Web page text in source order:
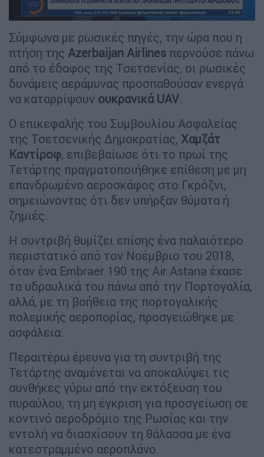
Σύμφωνα με ρωσικές πηγές, την ώρα που η
πτήση της Azerbaijan Airlines περνούσε πάνω
από το έδαφος της Τσετσενίας, οι ρωσικές
δυνάμεις αεράμυνας προσπαθούσαν ενεργά
να καταρρίψουν ουκρανικά UAV.
Ο επικεφαλής του Συμβουλίου Ασφαλείας
της Τσετσενικής Δημοκρατίας, Χαμζάτ
Καντίροφ, επιβεβαίωσε ότι το πρωί της
Τετάρτης πραγματοποιήθηκε επίθεση με μη
επανδρωμένο αεροσκάφος στο Γκρόζνι,
σημειώνοντας ότι δεν υπήρξαν θύματα ή
ζημιές.
Η συντριβή θυμίζει επίσης ένα παλαιότερο
περιστατικό από τον Νοέμβριο του 2018,
όταν ένα Embraer 190 της Air Astana έχασε
τα υδραυλικά του πάνω από την Πορτογαλία,
αλλά, με τη βοήθεια της πορτογαλικής
πολεμικής αεροπορίας, προσγειώθηκε με
ασφάλεια.
Περαιτέρω έρευνα για τη συντριβή της
Τετάρτης αναμένεται να αποκαλύψει τις
συνθήκες γύρω από την εκτόξευση του
πυραύλου, τη μη έγκριση για προσγείωση σε
κοντινό αεροδρόμιο της Ρωσίας και την
εντολή να διασχίσουν τη θάλασσα με ένα
κατεστραμμένο αεροπλάνο.